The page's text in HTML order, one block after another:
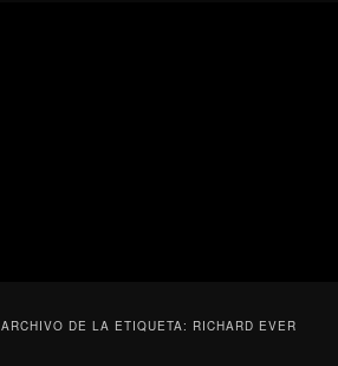
ARCHIVO DE LA ETIQUETA: RICHARD EVER